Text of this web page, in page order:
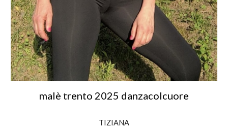
malè trento 2025 danzacolcuore
TIZIANA